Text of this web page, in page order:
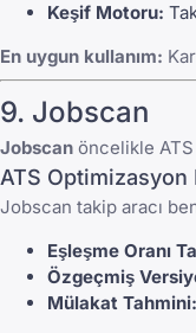
Keşif Motoru:
En uygun kullanım:
9. Jobscan
Jobscan öncelikle
ATS Optimizasyon
Jobscan takip aracı
Eşleşme Oranı
Özgeçmiş
Mülakat Tahmini: